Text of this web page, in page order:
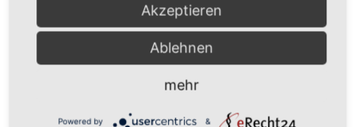
Akzeptieren
Ablehnen
mehr
Powered by &